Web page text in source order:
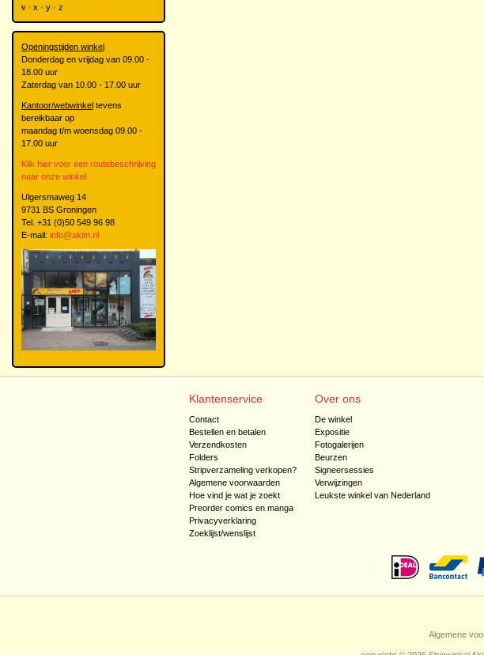
w
x y z
Openingstijden winkel
Donderdag en vrijdag van 09.00 -
18.00 uur
Zaterdag van 10.00 - 17.00 uur
Kantoor/webwinkel tevens
bereikbaar op
maandag t/m woensdag 09.00 -
17.00 uur
Klik hier voor een routebeschrijving
naar onze winkel
Ulgersmaweg 14
9731 BS Groningen
Tel. +31 (0)50 549 96 98
E-mail: info@akim.nl
Klantenservice
Contact
Bestellen en betalen
Verzendkosten
Folders
Stripverzameling verkopen?
Algemene voorwaarden
Hoe vind je wat je zoekt
Preorder comics en manga
Privacyverklaring
Zoeklijst/wenslijst
Over ons
De winkel
Expositie
Fotogalerijen
Beurzen
Signeersessies
Verwijzingen
Leukste winkel van Nederland
Algemene